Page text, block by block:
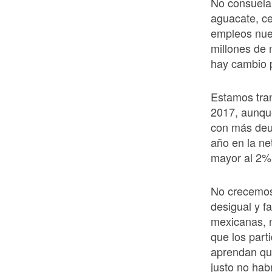
aguacate,
empleos
millones de
hay cambio
Estamos
2017,
con más
año en la
mayor al
No
desigual y
mexicanas,
que los
aprendan
justo no